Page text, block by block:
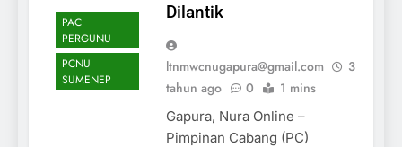
PAC
PERGUNU
PCNU
SUMENEP
Dilantik
ltnmwcnugapura@gmail.com
3
tahun ago
0 1 mins
Gapura, Nura Online –
Pimpinan Cabang (PC)